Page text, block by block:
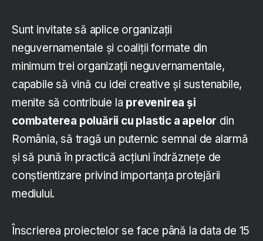
Sunt invitate să aplice organizații
neguvernamentale și coaliții formate din
minimum trei organizații neguvernamentale,
capabile să vină cu idei creative și sustenabile,
menite să contribuie la prevenirea și
combaterea poluării cu plastic a apelor din
România, să tragă un puternic semnal de alarmă
și să pună în practică acțiuni îndrăznețe de
conștientizare privind importanța protejării
mediului.
Înscrierea proiectelor se face până la data de 15